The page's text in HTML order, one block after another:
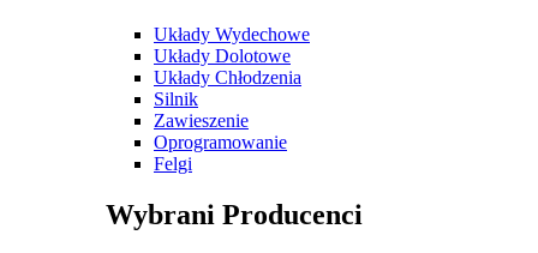
Układy Wydechowe
Układy Dolotowe
Układy Chłodzenia
Silnik
Zawieszenie
Oprogramowanie
Felgi
Wybrani Producenci